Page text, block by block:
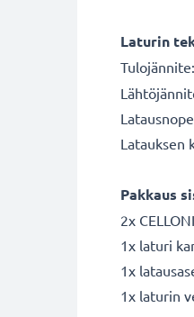
Laturin
Latauksen
Pakkaus
2x
1x laturi
1x
1x laturin